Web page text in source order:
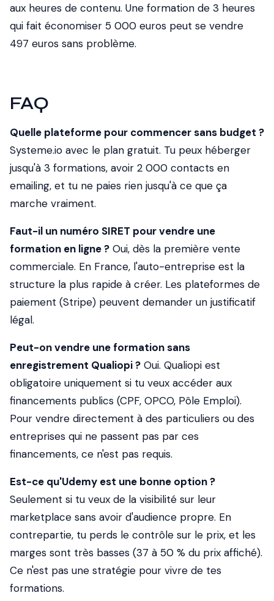
aux heures de contenu. Une formation de 3 heures
qui fait économiser 5 000 euros peut se vendre
497 euros sans problème.
FAQ
Quelle plateforme pour commencer sans budget ?
Systeme.io avec le plan gratuit. Tu peux héberger
jusqu'à 3 formations, avoir 2 000 contacts en
emailing, et tu ne paies rien jusqu'à ce que ça
marche vraiment.
Faut-il un numéro SIRET pour vendre une
formation en ligne ? Oui, dès la première vente
commerciale. En France, l'auto-entreprise est la
structure la plus rapide à créer. Les plateformes de
paiement (Stripe) peuvent demander un justificatif
légal.
Peut-on vendre une formation sans
enregistrement Qualiopi ? Oui. Qualiopi est
obligatoire uniquement si tu veux accéder aux
financements publics (CPF, OPCO, Pôle Emploi).
Pour vendre directement à des particuliers ou des
entreprises qui ne passent pas par ces
financements, ce n'est pas requis.
Est-ce qu'Udemy est une bonne option ?
Seulement si tu veux de la visibilité sur leur
marketplace sans avoir d'audience propre. En
contrepartie, tu perds le contrôle sur le prix, et les
marges sont très basses (37 à 50 % du prix affiché).
Ce n'est pas une stratégie pour vivre de tes
formations.